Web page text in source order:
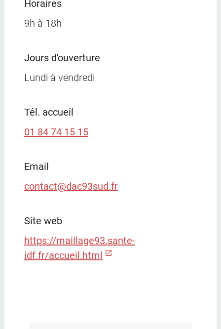
Horaires
9h à 18h
Jours d'ouverture
Lundi à vendredi
Tél. accueil
01 84 74 15 15
Email
contact@dac93sud.fr
Site web
https://maillage93.sante-
idf.fr/accueil.html